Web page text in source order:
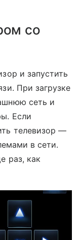
со
и запустить
При загрузке
сеть и
Если
телевизор —
в сети.
раз, как